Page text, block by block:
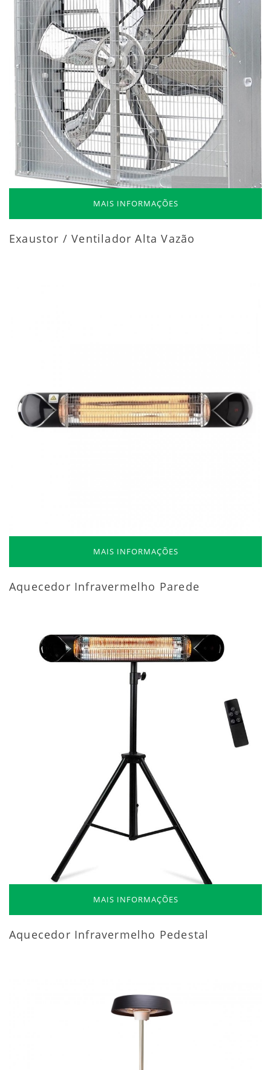
MAIS INFORMAÇÕES
Exaustor / Ventilador Alta Vazão
MAIS INFORMAÇÕES
Aquecedor Infravermelho Parede
MAIS INFORMAÇÕES
Aquecedor Infravermelho Pedestal